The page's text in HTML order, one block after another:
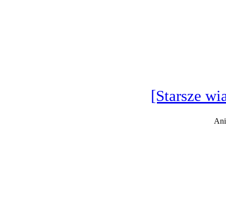
[Starsze